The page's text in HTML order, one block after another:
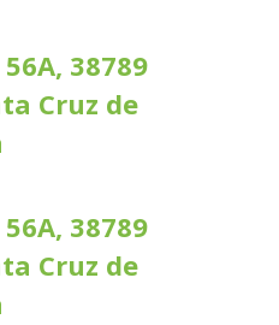
38789
Cruz de
38789
Cruz de